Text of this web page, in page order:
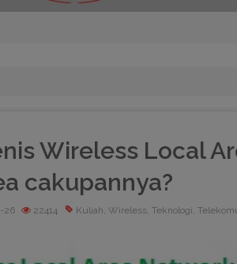
Wireless Local
cakupannya?
26 22414 Kuliah, Wireless, Teknologi,